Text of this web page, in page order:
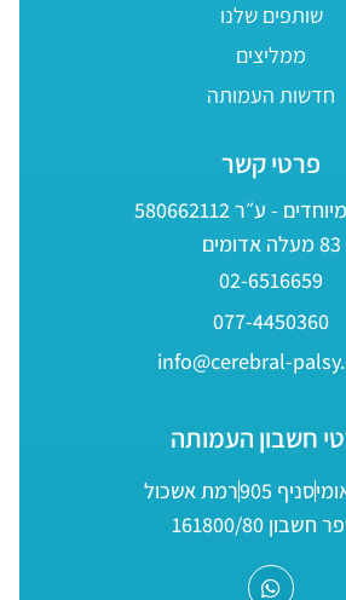
שותפים שלנו
ממליצים
חדשות העמותה
פרטי קשר
- ע״ר 580662112
83 מעלה אדומים
02-6516659
077-4450360
info@cerebral-
חשבון העמותה
סניף 905
רמת אשכול
161800/80